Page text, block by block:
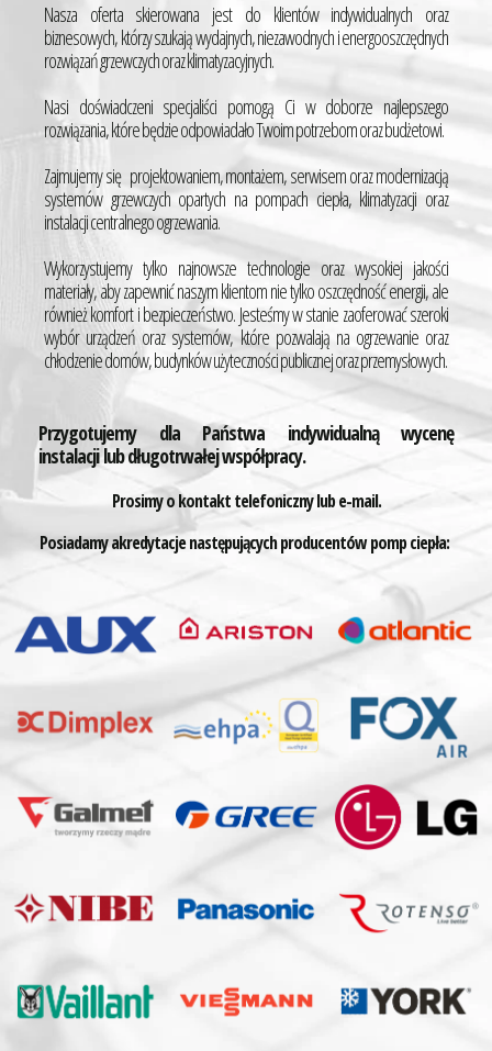
Przygotujemy dla Państwa indywidualną wycenę
instalacjilub długotrwałej współpracy.
Prosimy o kontakt telefoniczny lub e-mail.
Posiadamy akredytacje następujących producentów pomp ciepła:
Nasza oferta skierowana jest do klientów indywidualnych oraz
biznesowych, którzy szukają wydajnych, niezawodnych i energooszczędnych
rozwiązań grzewczych oraz klimatyzacyjnych.
Nasi doświadczeni specjaliści pomogą Ci w doborze najlepszego
rozwiązania, które będzie odpowiadało Twoim potrzebom oraz budżetowi.
Zajmujemy się projektowaniem, montażem, serwisem oraz modernizacją
systemów grzewczych opartych na pompach ciepła, klimatyzacji oraz
instalacji centralnego ogrzewania.
Wykorzystujemy tylko najnowsze technologie oraz wysokiej jakości
materiały, aby zapewnić naszym klientom nie tylko oszczędność energii, ale
również komfort i bezpieczeństwo. Jesteśmy w stanie zaoferować szeroki
wybór urządzeń oraz systemów, które pozwalają na ogrzewanie oraz
chłodzenie domów, budynków użyteczności publicznej oraz przemysłowych.